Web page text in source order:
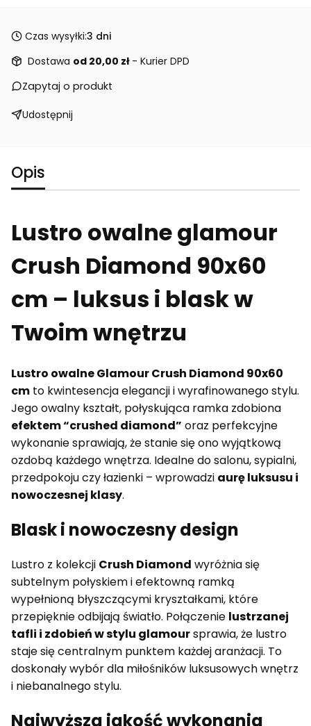
Czas wysyłki:3 dni
Dostawa od 20,00 zł - Kurier DPD
Zapytaj o produkt
Udostępnij
Opis
Lustro owalne glamour
Crush Diamond 90x60
cm – luksus i blask w
Twoim wnętrzu
Lustro owalne Glamour Crush Diamond 90x60
cm to kwintesencja elegancji i wyrafinowanego stylu.
Jego owalny kształt, połyskująca ramka zdobiona
efektem “crushed diamond” oraz perfekcyjne
wykonanie sprawiają, że stanie się ono wyjątkową
ozdobą każdego wnętrza. Idealne do salonu, sypialni,
przedpokoju czy łazienki – wprowadzi aurę luksusu i
nowoczesnej klasy.
Blask i nowoczesny design
Lustro z kolekcji Crush Diamond wyróżnia się
subtelnym połyskiem i efektowną ramką
wypełnioną błyszczącymi kryształkami, które
przepięknie odbijają światło. Połączenie lustrzanej
tafli i zdobień w stylu glamoursprawia, że lustro
staje się centralnym punktem każdej aranżacji. To
doskonały wybór dla miłośników luksusowych wnętrz
i niebanalnego stylu.
Najwyższa jakość wykonania